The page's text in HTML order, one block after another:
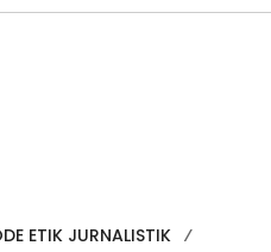
ETIK JURNALISTIK